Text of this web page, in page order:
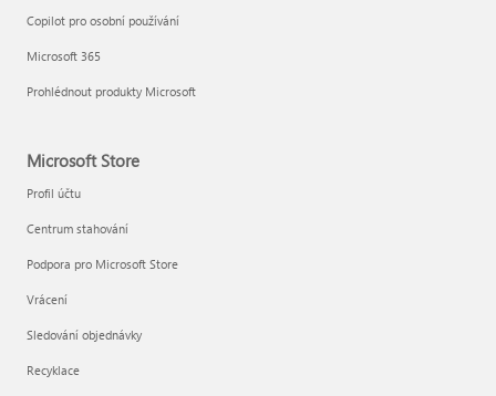
Copilot pro osobní používání
Microsoft 365
Prohlédnout produkty Microsoft
Microsoft Store
Profil účtu
Centrum stahování
Podpora pro Microsoft Store
Vrácení
Sledování objednávky
Recyklace